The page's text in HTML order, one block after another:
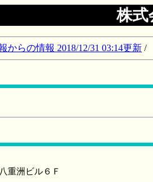
株
からの情報 2018/12/31 03:14更新 /
重洲ビル６Ｆ